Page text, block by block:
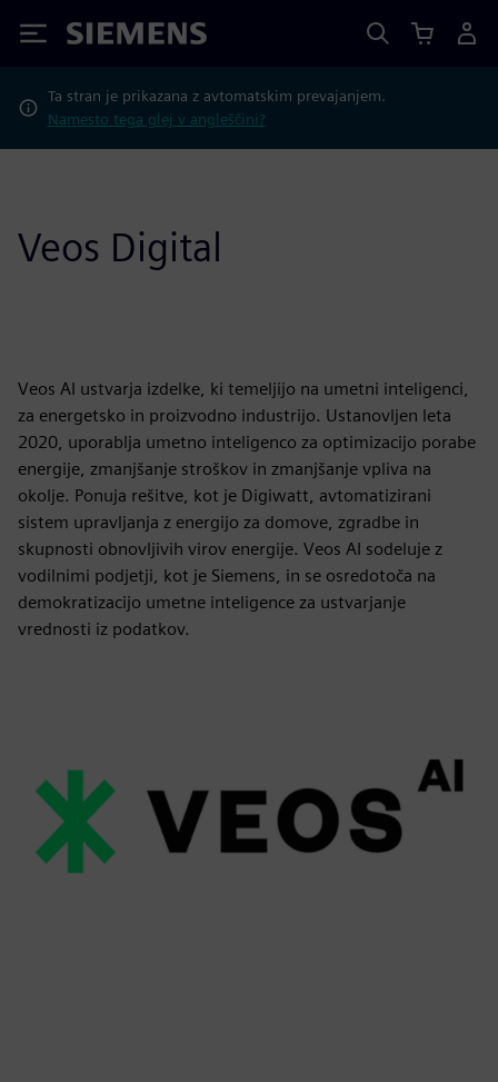
Siemens
Ta stran je prikazana z avtomatskim prevajanjem.
Namesto tega glej v angleščini?
Veos Digital
Veos AI ustvarja izdelke, ki temeljijo na umetni inteligenci,
za energetsko in proizvodno industrijo. Ustanovljen leta
2020, uporablja umetno inteligenco za optimizacijo porabe
energije, zmanjšanje stroškov in zmanjšanje vpliva na
okolje. Ponuja rešitve, kot je Digiwatt, avtomatizirani
sistem upravljanja z energijo za domove, zgradbe in
skupnosti obnovljivih virov energije. Veos AI sodeluje z
vodilnimi podjetji, kot je Siemens, in se osredotoča na
demokratizacijo umetne inteligence za ustvarjanje
vrednosti iz podatkov.